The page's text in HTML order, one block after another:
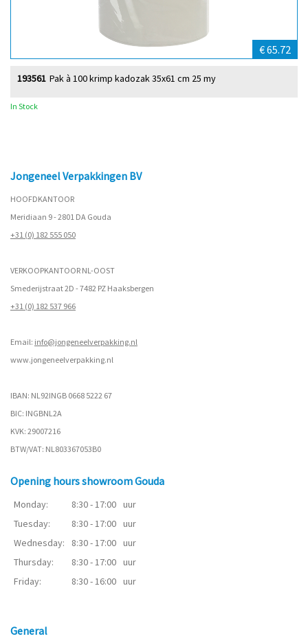
€ 65.72
Pak à 100 krimp kadozak 35x61 cm 25 my
193561
In Stock
Jongeneel Verpakkingen BV
HOOFDKANTOOR
Meridiaan 9 - 2801 DA Gouda
+31 (0) 182 555 050
VERKOOPKANTOOR NL-OOST
Smederijstraat 2D - 7482 PZ Haaksbergen
+31 (0) 182 537 966
Email: info@jongeneelverpakking.nl
www.jongeneelverpakking.nl
IBAN: NL92INGB 0668 5222 67
BIC: INGBNL2A
KVK: 29007216
BTW/VAT: NL803367053B0
Opening hours showroom Gouda
Monday: 8:30 - 17:00 uur
Tuesday:
8:30 - 17:00 uur
Wednesday:
8:30 - 17:00 uur
Thursday:
8:30 - 17:00 uur
Friday:
8:30 - 16:00 uur
General